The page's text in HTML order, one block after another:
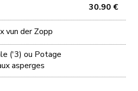
30.90 €
vun der Zopp
('3) ou Potage
asperges